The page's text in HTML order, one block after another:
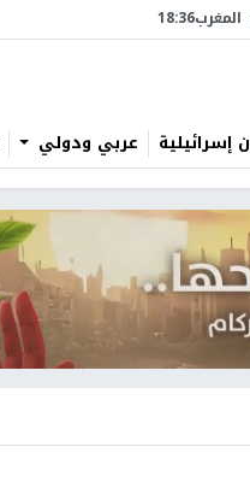
المغرب18:36
إسرائيلية عربي ودولي